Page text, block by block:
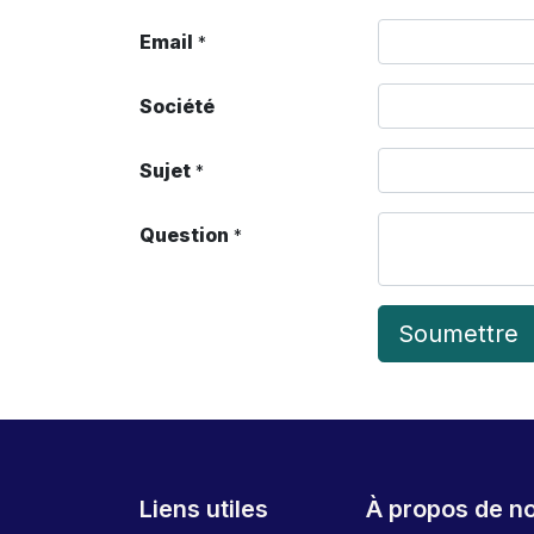
Email *
Société
Sujet *
Question *
Soumettre
Liens utiles À propos de